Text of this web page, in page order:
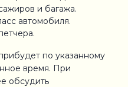
и багажа.
автомобиля.
по указанному
время. При
обсудить